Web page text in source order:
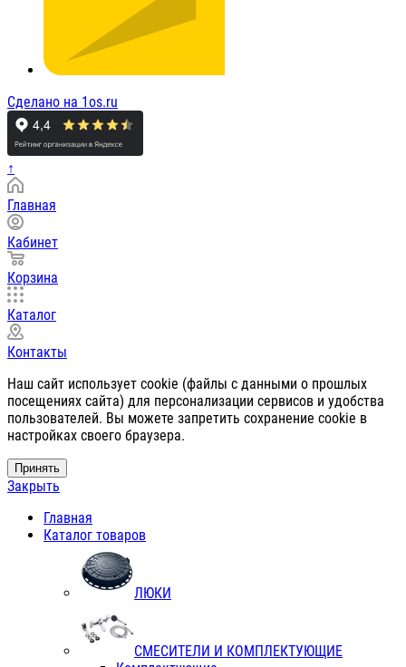
Сделано на 1os.ru
↑
Главная
Кабинет
Корзина
Каталог
Контакты
Наш сайт использует cookie (файлы с данными о прошлых
посещениях сайта) для персонализации сервисов и удобства
пользователей. Вы можете запретить сохранение cookie в
настройках своего браузера.
Принять
Закрыть
Главная
Каталог товаров
ЛЮКИ
СМЕСИТЕЛИ И КОМПЛЕКТУЮЩИЕ